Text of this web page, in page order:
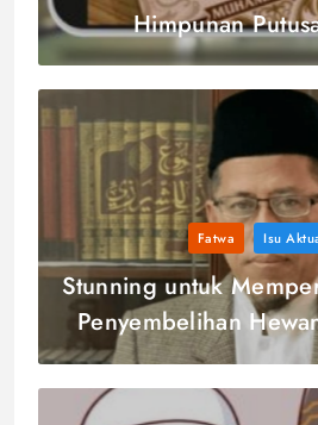
Himpunan
Fatwa Isu
Stunning untuk
Penyembelihan